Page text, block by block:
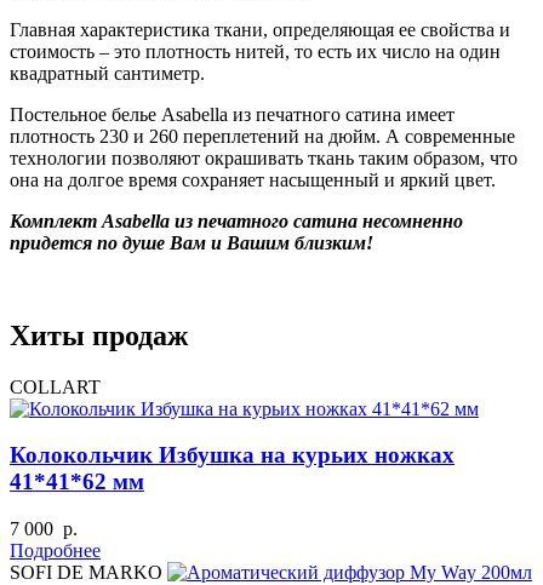
Главная характеристика ткани, определяющая ее свойства и
стоимость – это плотность нитей, то есть их число на один
квадратный сантиметр.
Постельное белье Asabella из печатного сатина имеет
плотность 230 и 260 переплетений на дюйм. А современные
технологии позволяют окрашивать ткань таким образом, что
она на долгое время сохраняет насыщенный и яркий цвет.
Комплект Asabella из печатного сатина несомненно
придется по душе Вам и Вашим близким!
Хиты продаж
COLLART
Колокольчик Избушка на курьих ножках
41*41*62 мм
7 000 р.
Подробнее
SOFI DE MARKO